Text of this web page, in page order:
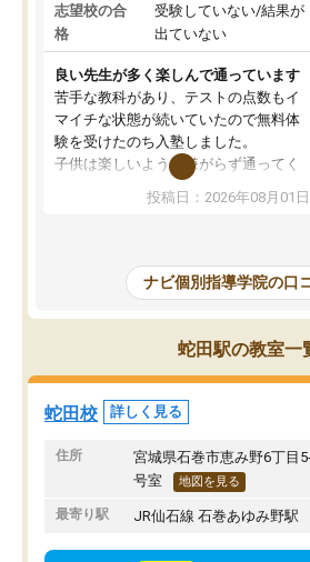
志望校の合
格
受験していない/結果が
出ていない
良い先生が多く楽しんで通っています
苦手な教科があり、テストの点数もイ
マイチな状態が続いていたので無料体
験を受けたのち入塾しました。
子供は楽しいようで嫌がらず通ってく
先生は良い方が多く、いつも笑顔で対
教室は少し狭い印象なので夜の時間帯
など生徒さんが多い時間帯は手狭では
ないかな？と感じます。
また駅前にあるのでアクセスは良いで
すが駐車場がないのでお迎えの際に近
隣のコインパーキングを利用または路
上駐車をするしかない点が少し不便で
投稿日：2026年08月01日
ナビ個別指導学院の口
蛇田駅の教室一
蛇田校 詳しく見る
住所
宮城県石巻市恵み野6丁目
号室
地図を見る
最寄り駅 JR仙石線 石巻あゆみ野駅